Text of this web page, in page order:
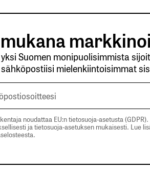
Suomen monipuolisimmista
mielenkiintoisimmat
noudattaa EU:n tietosuoja-asetusta
ja tietosuoja-asetuksen mukaisesti. Lue